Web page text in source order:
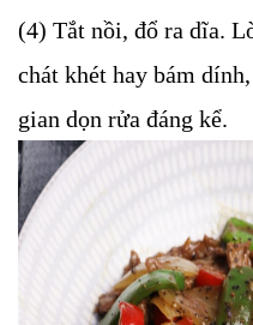
(4) Tắt nồi, đổ ra dĩa.
chát khét hay bám
gian dọn rửa đáng kể.